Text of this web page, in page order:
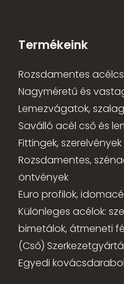
Termékeink
Rozsdamentes
Nagyméretű és
Lemezvágatok,
Saválló acél cső és
Fittingek, szerelvények
Rozsdamentes,
öntvények
Euro profilok,
Különleges acélok:
bimetálok, átmeneti
(Cső)
Egyedi